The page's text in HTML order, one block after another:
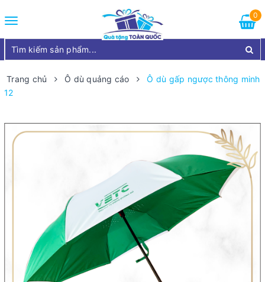
Toggle
0
Trang chủ Ô dù quảng cáo
Ô dù gấp ngược thông minh
12